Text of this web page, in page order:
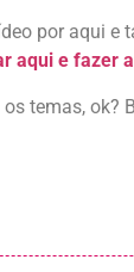
por aqui e
aqui e fazer
temas, ok?